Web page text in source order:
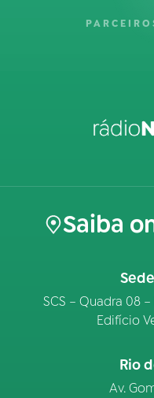
Saiba
SCS – Quadra 08
Edifício
Rio
Av.